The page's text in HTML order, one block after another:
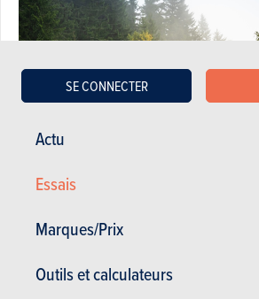
Actu
Essais
Marques/Prix
Outils et calculateurs
SE CONNECTER
Pratique, avant tout - Škoda Fabia